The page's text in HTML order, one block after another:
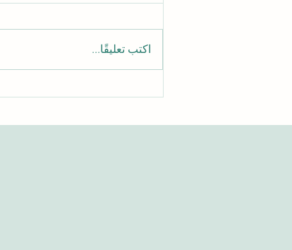
الدليل الشامل للوصول إلى
الدولية الأكاديمية
اكتب تعليقًا...